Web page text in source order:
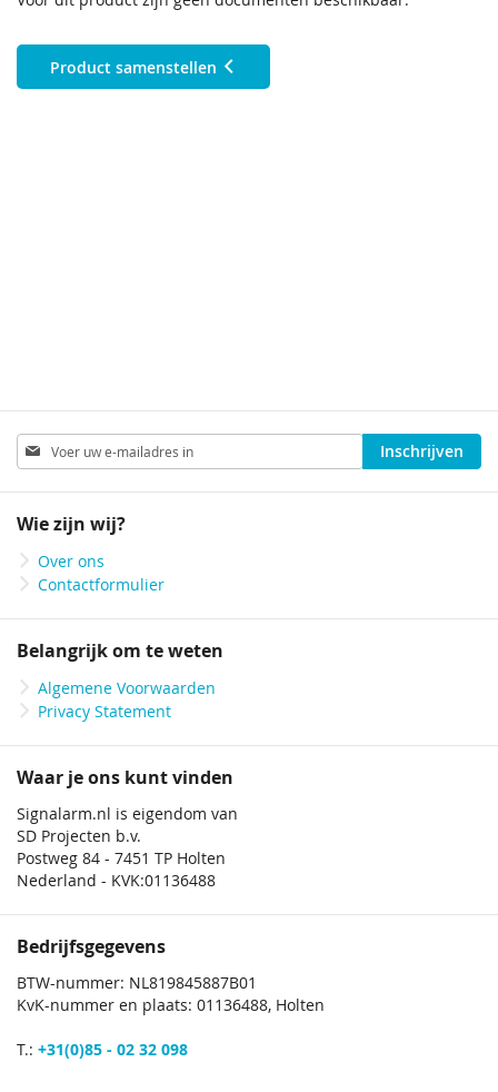
Product samenstellen
Abonneer
u
op
nieuwsbrief
Inschrijven
Wie zijn wij?
Over ons
Contactformulier
Belangrijk om te weten
Algemene Voorwaarden
Privacy Statement
Waar je ons kunt vinden
Signalarm.nl is eigendom van
SD Projecten b.v.
Postweg 84 - 7451 TP Holten
Nederland - KVK:01136488
Bedrijfsgegevens
BTW-nummer: NL819845887B01
KvK-nummer en plaats: 01136488, Holten
T.: +31(0)85 - 02 32 098